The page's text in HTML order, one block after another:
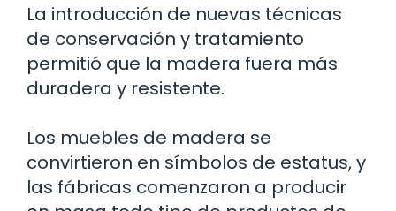
La introducción de nuevas técnicas
de conservación y tratamiento
permitió que la madera fuera más
duradera y resistente.
Los muebles de madera se
convirtieron en símbolos de estatus, y
las fábricas comenzaron a producir